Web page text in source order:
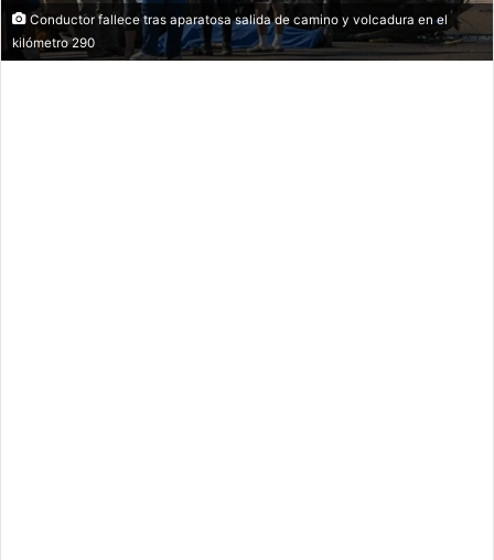
Conductor fallece tras aparatosa salida de camino y volcadura en el
kilómetro 290